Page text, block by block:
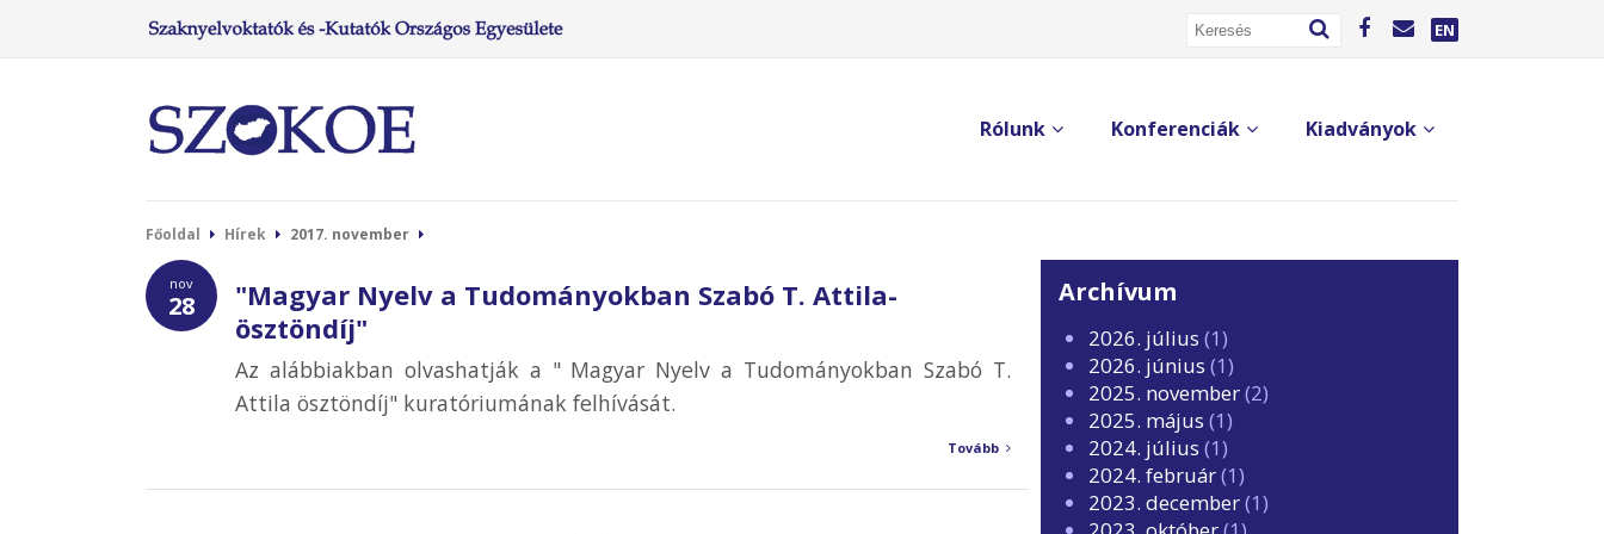
EN
Rólunk Konferenciák Kiadványok
Főoldal Hírek 2017. november
nov
28
"Magyar Nyelv a Tudományokban Szabó T. Attila-
ösztöndíj"
Az alábbiakban olvashatják a " Magyar Nyelv a Tudományokban Szabó T.
Attila ösztöndíj" kuratóriumának felhívását.
Tovább
Archívum
2026. július (1)
2026. június (1)
2025. november(2)
2025. május (1)
2024. július (1)
2024. február(1)
2023. december(1)